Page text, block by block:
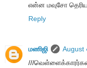
என்ன மவுசோ
Reply
மணிஜி
August
///